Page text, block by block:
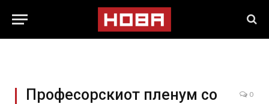
Професорскиот пленум со
0